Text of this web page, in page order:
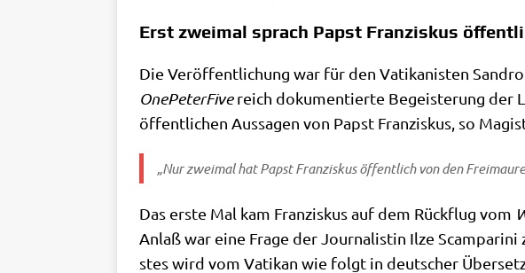
Erst zweimal sprach Papst Franziskus
Die Ver­öf­fent­li­chung war für den Vati­ka­ni­sten
One­Pe­ter­Fi­vereich doku­men­tier­te Begei­ste­rung der
öffent­li­chen Aus­sa­gen von Papst Fran­zis­kus, so
„Nur zwei­mal hat Papst Fran­zis­kus öffent­lich von den
Das erste Mal kam Fran­zis­kus auf dem Rück­flug vom
Anlaß war eine Fra­ge der Jour­na­li­stin Ilze Scam­pa­ri­ni
stes wird vom Vati­kan wie folgt in deut­scher